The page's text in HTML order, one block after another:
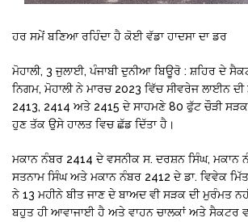
ਹਰ ਸਮੇਂ ਬਣਿਆ ਰਹਿੰਦਾ ਹੈ ਕੋਈ ਵੱਡਾ ਹਾਦਸਾ ਦਾ ਡਰ
ਮੋਹਾਲੀ, 3 ਜੁਲਾਈ, ਪੰਜਾਬੀ ਦੁਨੀਆ ਬਿਊਰੋ : ਸ਼ਹਿਰ ਦੇ
ਨਿਗਮ, ਮੋਹਾਲੀ ਨੇ ਮਾਰਚ 2023 ਵਿੱਚ ਸੀਵਰੇਜ ਲਾਈਨ
2413, 2414 ਅਤੇ 2415 ਦੇ ਸਾਹਮਣੇ 80 ਫੁੱਟ ਚੌੜੀ
ਹੁਣ ਤੱਕ ਉਸੇ ਹਾਲਤ ਵਿਚ ਛੱਡ ਦਿੱਤਾ ਹੈ।
ਮਕਾਨ ਨੰਬਰ 2414 ਦੇ ਵਸਨੀਕ ਸ. ਦਰਸ਼ਨ ਸਿੰਘ, ਮਕਾਨ
ਸਤਨਾਮ ਸਿੰਘ ਅਤੇ ਮਕਾਨ ਨੰਬਰ 2412 ਦੇ ਡਾ. ਵਿਵੇਕ
ਨੇ 13 ਮਹੀਨੇ ਬੀਤ ਜਾਣ ਦੇ ਬਾਅਦ ਵੀ ਸੜਕ ਦੀ ਮੁਰੰਮਤ
ਬਹੁਤ ਹੀ ਆਵਾਜਾਈ ਹੈ ਅਤੇ ਵਾਹਨ ਚਾਲਕਾਂ ਅਤੇ ਸੈਕਟਰ